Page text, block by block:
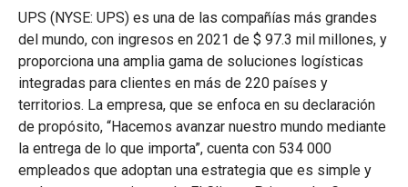
UPS (NYSE: UPS) es una de las compañías más grandes
del mundo, con ingresos en 2021 de $ 97.3 mil millones, y
proporciona una amplia gama de soluciones logísticas
integradas para clientes en más de 220 países y
territorios. La empresa, que se enfoca en su declaración
de propósito, “Hacemos avanzar nuestro mundo mediante
la entrega de lo que importa”, cuenta con 534 000
empleados que adoptan una estrategia que es simple y